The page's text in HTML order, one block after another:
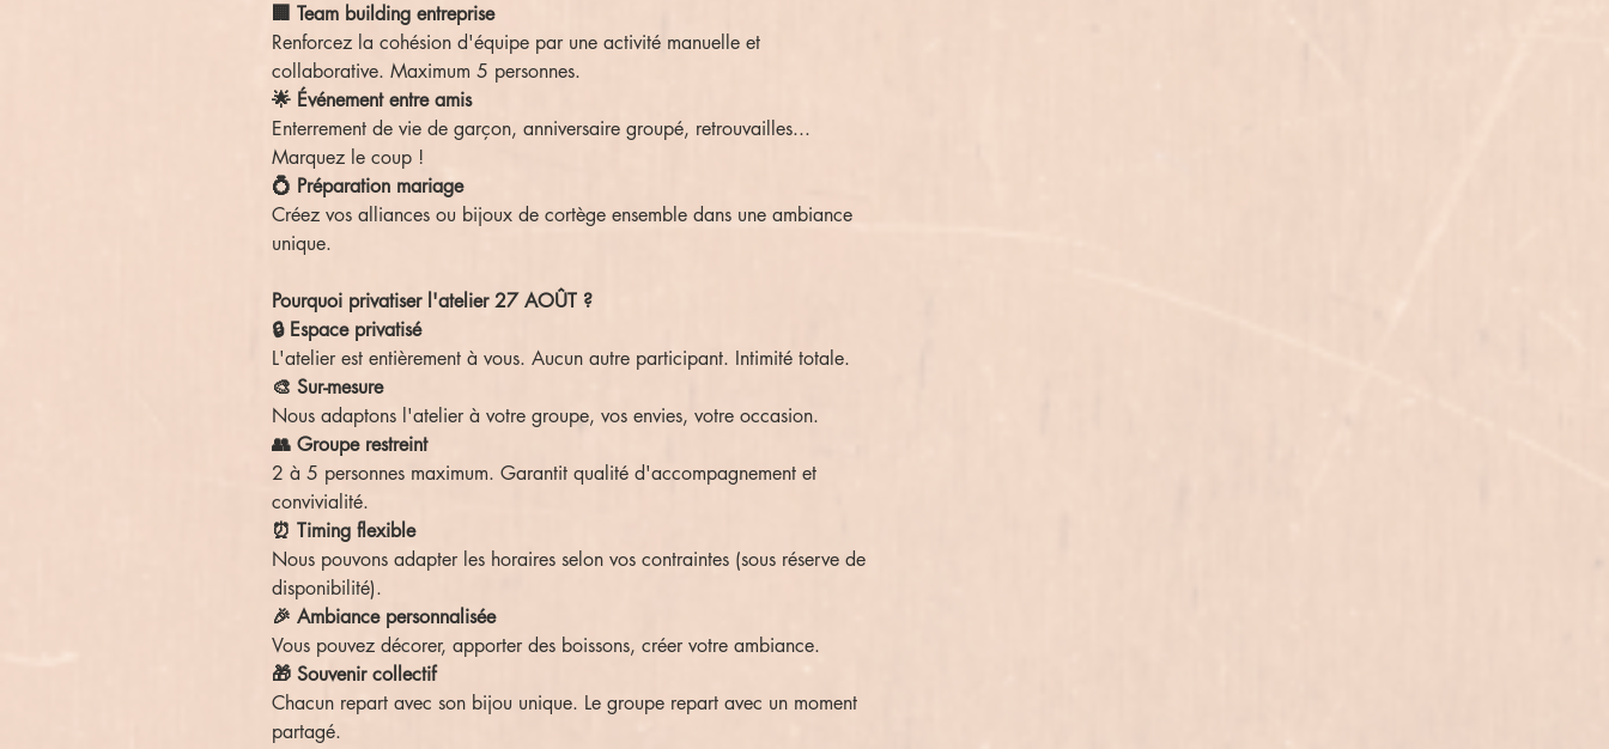
🏢 Team building entreprise
Renforcez la cohésion d'équipe par une activité manuelle et
collaborative. Maximum 5 personnes.
🌟 Événement entre amis
Enterrement de vie de garçon, anniversaire groupé, retrouvailles...
Marquez le coup !
💍 Préparation mariage
Créez vos alliances ou bijoux de cortège ensemble dans une ambiance
unique.
Pourquoi privatiser l'atelier 27 AOÛT ?
🔒 Espace privatisé
L'atelier est entièrement à vous. Aucun autre participant. Intimité totale.
🎨 Sur-mesure
Nous adaptons l'atelier à votre groupe, vos envies, votre occasion.
👥 Groupe restreint
2 à 5 personnes maximum. Garantit qualité d'accompagnement et
convivialité.
⏰ Timing flexible
Nous pouvons adapter les horaires selon vos contraintes (sous réserve de
disponibilité).
🎉 Ambiance personnalisée
Vous pouvez décorer, apporter des boissons, créer votre ambiance.
🎁 Souvenir collectif
Chacun repart avec son bijou unique. Le groupe repart avec un moment
partagé.